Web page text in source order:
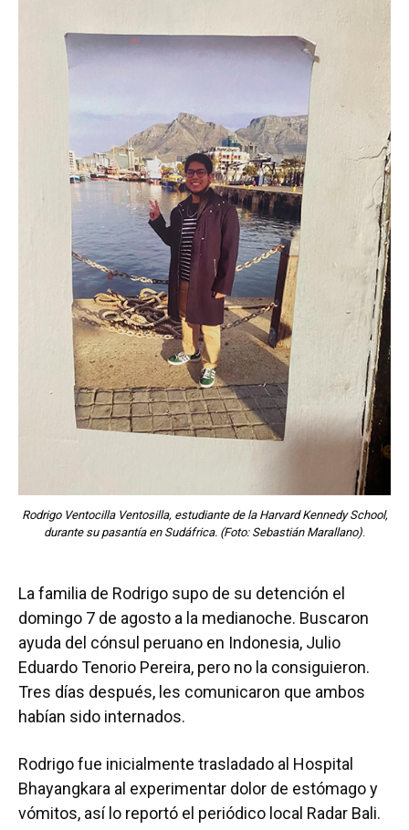
Rodrigo Ventocilla Ventosilla, estudiante de la Harvard Kennedy School,
durante su pasantía en Sudáfrica. (Foto: Sebastián Marallano).
La familia de Rodrigo supo de su detención el
domingo 7 de agosto a la medianoche. Buscaron
ayuda del cónsul peruano en Indonesia, Julio
Eduardo Tenorio Pereira, pero no la consiguieron.
Tres días después, les comunicaron que ambos
habían sido internados.
Rodrigo fue inicialmente trasladado al Hospital
Bhayangkara al experimentar dolor de estómago y
vómitos, así lo reportó el periódico local Radar Bali.